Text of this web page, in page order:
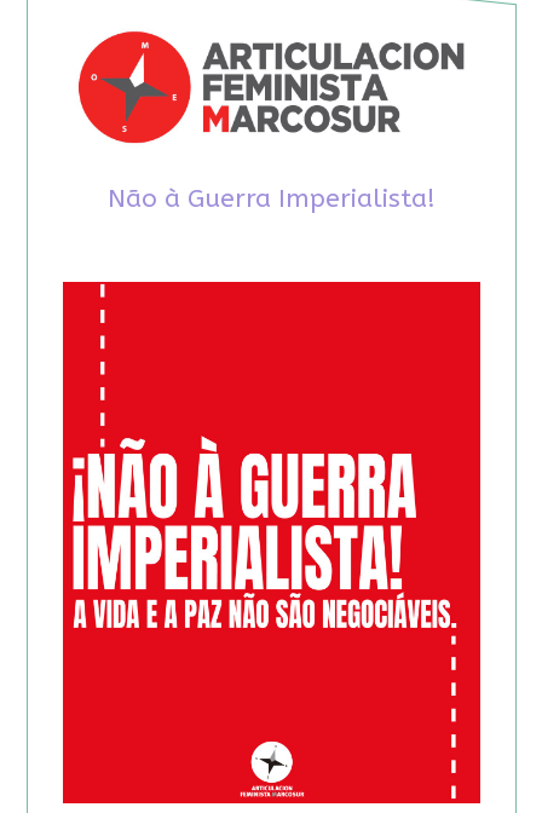
Não à Guerra Imperialista!